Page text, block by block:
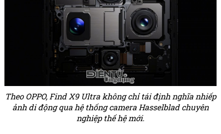
Theo OPPO, Find X9 Ultra không chỉ tái định nghĩa nhiếp
ảnh di động qua hệ thống camera Hasselblad chuyên
nghiệp thế hệ mới.